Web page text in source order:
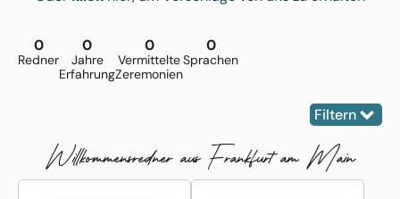
Redner
0
Jahre
Erfahrung
0
Vermittelte
Zeremonien
0
Sprachen
0
Filtern
Willkommens­redner aus Frankfurt am Main